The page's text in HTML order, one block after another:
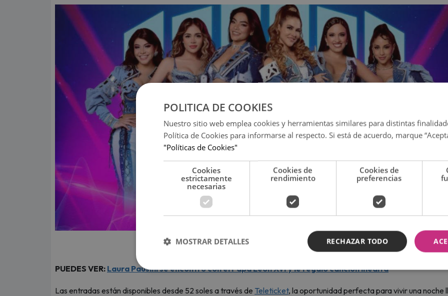
(Fuente: redes sociales)
PUEDES VER: Laura Pausini se encontró con el Papa León XVI y le regaló canción inédita
Las entradas están disponibles desde 52 soles a través de Teleticket, la oportunidad perfecta para vivir una noche
POLITICA DE COOKIES
Nuestro sitio web emplea cookies y herramientas similares para distintas
Política de Cookies para informarse al respecto. Si está de acuerdo, marque
"Políticas de Cookies"
Cookies
estrictamente
necesarias
Cookies de
rendimiento
Cookies de
preferencias
RECHAZAR TODO
MOSTRAR DETALLES